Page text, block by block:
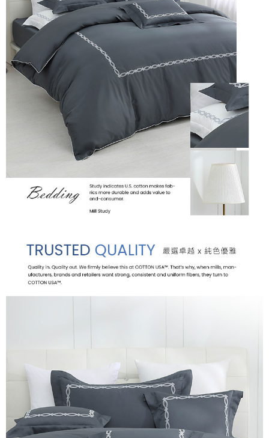
「AFTEE先享後付」，若未經同意申辦者引起之損失，本公司不負相關責
任。
４．使用「AFTEE先享後付」時，將依據個別帳號之用戶狀況，依本公司即
時審查核予不同之上限額度；若仍有額度不足之情形，本公司將視審查結果
請求用戶進行身份認證。
５．嚴禁一人註冊多個帳號或使用他人資訊註冊。若發現惡意使用之情形，
恩沛科技股份有限公司將有權停止該用戶之使用額度並採取法律行動。